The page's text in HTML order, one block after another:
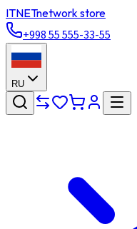
ITNETnetwork store
+998 55 555-33-55
RU